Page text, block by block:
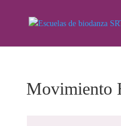
Movimiento